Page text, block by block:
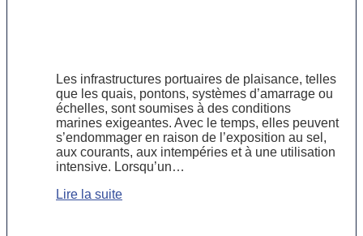
Les infrastructures portuaires de plaisance, telles
que les quais, pontons, systèmes d’amarrage ou
échelles, sont soumises à des conditions
marines exigeantes. Avec le temps, elles peuvent
s’endommager en raison de l’exposition au sel,
aux courants, aux intempéries et à une utilisation
intensive. Lorsqu’un…
Lire la suite